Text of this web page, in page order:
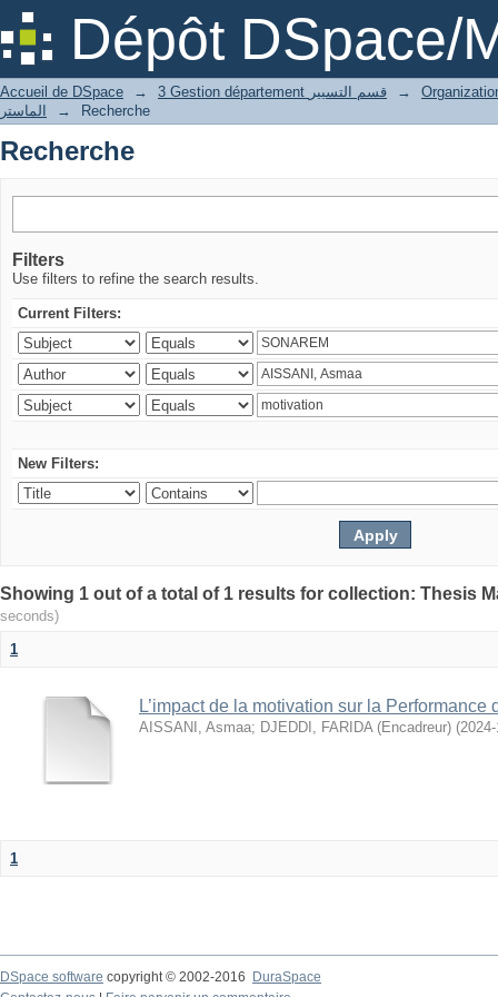
Dépôt DSpace/
Recherche
Accueil de DSpace → 3 Gestion département قسم التسيير
→
الماستر
→ Recherche
Recherche
Filters
Use filters to refine the search results.
Current Filters:
New Filters:
seconds)
1
L’impact de la motivation sur la
AISSANI, Asmaa; DJEDDI, FARIDA (Encadreur) (
1
DSpace software copyright © 2002-2016
DuraSpace